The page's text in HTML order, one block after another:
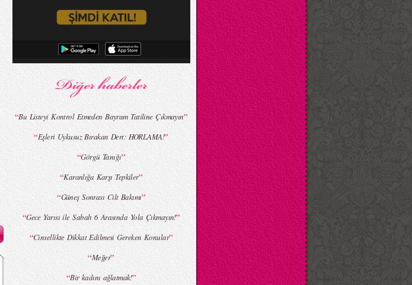
“Bu Listeyi Kontrol Etmeden Bayram Tatiline Çıkmayın”
“Eşleri Uykusuz Bırakan Dert: HORLAMA!”
“Görgü Tanığı”
“Karanlığa Karşı Tepkiler”
“Güneş Sonrası Cilt Bakımı”
“Gece Yarısı ile Sabah 6 Arasında Yola Çıkmayın!”
“Cinsellikte Dikkat Edilmesi Gereken Konular”
“Meğer”
“Bir kadını ağlatmak!”